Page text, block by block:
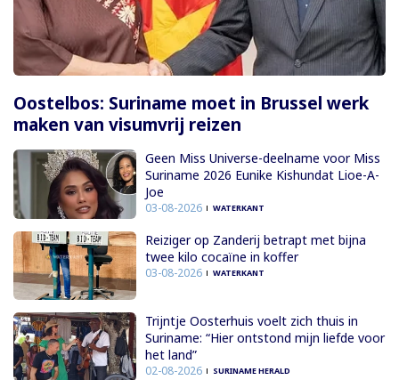
Oostelbos: Suriname moet in Brussel werk
maken van visumvrij reizen
Geen Miss Universe-deelname voor Miss
Suriname 2026 Eunike Kishundat Lioe-A-
Joe
03-08-2026 WATERKANT
Reiziger op Zanderij betrapt met bijna
twee kilo cocaïne in koffer
03-08-2026 WATERKANT
Trijntje Oosterhuis voelt zich thuis in
Suriname: “Hier ontstond mijn liefde voor
het land”
02-08-2026 SURINAME HERALD